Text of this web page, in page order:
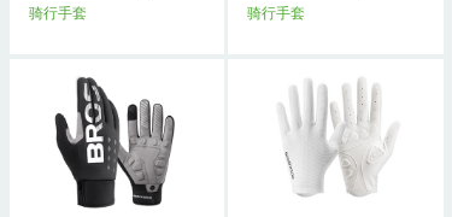
款魅影骑行手...
骑行手套
款美甲防晒露...
骑行手套